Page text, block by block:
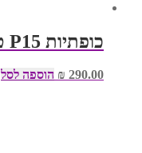
כופתיות P15 טבעי
₪ 290.00 הוספה לסל